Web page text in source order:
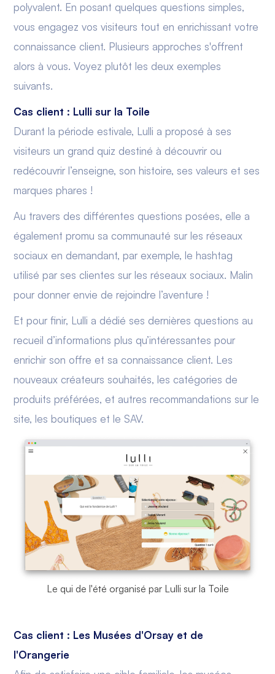
polyvalent. En posant quelques questions simples,
vous engagez vos visiteurs tout en enrichissant votre
connaissance client. Plusieurs approches s'offrent
alors à vous. Voyez plutôt les deux exemples
suivants.
Cas client : Lulli sur la Toile
Durant la période estivale, Lulli a proposé à ses
visiteurs un grand quiz destiné à découvrir ou
redécouvrir l’enseigne, son histoire, ses valeurs et ses
marques phares !
Au travers des différentes questions posées, elle a
également promu sa communauté sur les réseaux
sociaux en demandant, par exemple, le hashtag
utilisé par ses clientes sur les réseaux sociaux. Malin
pour donner envie de rejoindre l’aventure !
Et pour finir, Lulli a dédié ses dernières questions au
recueil d’informations plus qu’intéressantes pour
enrichir son offre et sa connaissance client. Les
nouveaux créateurs souhaités, les catégories de
produits préférées, et autres recommandations sur le
site, les boutiques et le SAV.
Le qui de l'été organisé par Lulli sur la Toile
Cas client : Les Musées d'Orsay et de
l'Orangerie